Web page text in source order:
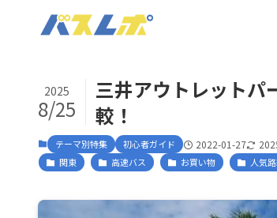
三井アウトレットパ
較！
2025
8/25
テーマ別特集 初心者ガイド 2022-01-27
関東 高速バス お買い物 人気